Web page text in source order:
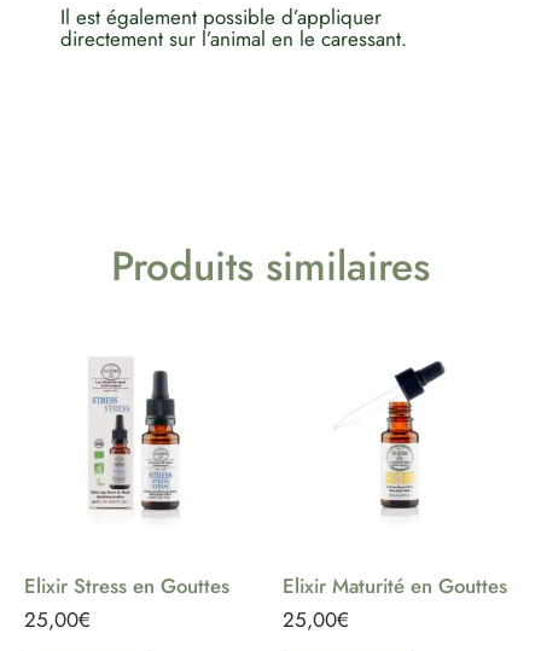
Il est également possible d’appliquer
directement sur l’animal en le caressant.
Produits similaires
Elixir Stress en Gouttes
25,00€
Elixir Maturité en Gouttes
25,00€